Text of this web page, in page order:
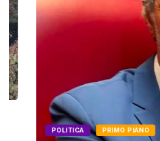
POLITICA PRIMO PIANO